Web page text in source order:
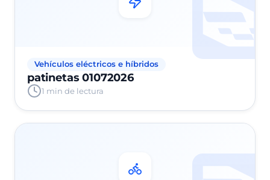
Vehículos eléctricos e híbridos
patinetas 01072026
1 min de lectura